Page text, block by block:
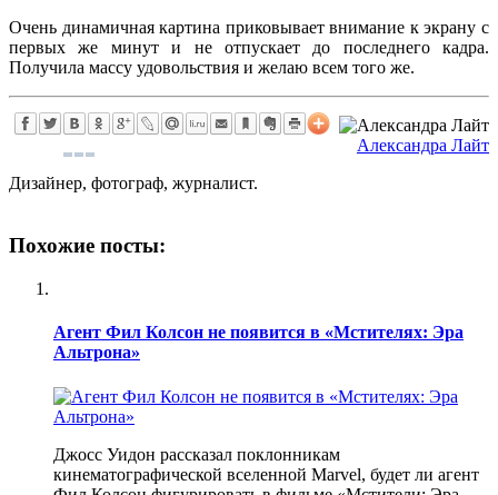
Очень динамичная картина приковывает внимание к экрану с
первых же минут и не отпускает до последнего кадра.
Получила массу удовольствия и желаю всем того же.
Александра Лайт
Дизайнер, фотограф, журналист.
Похожие посты:
Агент Фил Колсон не появится в «Мстителях: Эра
Альтрона»
Джосс Уидон рассказал поклонникам
кинематографической вселенной Marvel, будет ли агент